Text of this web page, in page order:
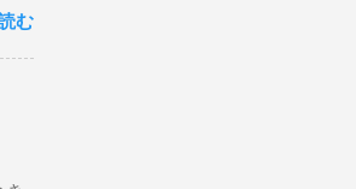
I
む